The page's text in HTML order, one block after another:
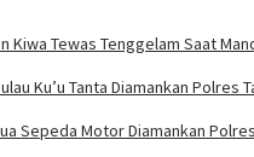
Kiwa Tewas Tenggelam Saat
Ku’u Tanta Diamankan Polres
Sepeda Motor Diamankan